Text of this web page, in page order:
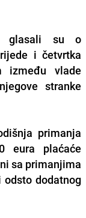
glasali su o
i četvrtka
između vlade
stranke
primanja
eura plaćaće
sa primanjima
dodatnog